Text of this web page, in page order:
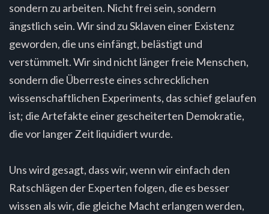
sondern zu arbeiten. Nicht frei sein, sondern
ängstlich sein. Wir sind zu Sklaven einer Existenz
geworden, die uns einfängt, belästigt und
verstümmelt. Wir sind nicht länger freie Menschen,
sondern die Überreste eines schrecklichen
wissenschaftlichen Experiments, das schief gelaufen
ist; die Artefakte einer gescheiterten Demokratie,
die vor langer Zeit liquidiert wurde.
Uns wird gesagt, dass wir, wenn wir einfach den
Ratschlägen der Experten folgen, die es besser
wissen als wir, die gleiche Macht erlangen werden,